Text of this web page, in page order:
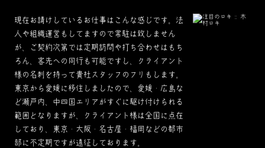
現在お請けしているお仕事はこんな感じです。法
人や組織運営もしてますので常駐は致しません
が、ご契約次第では定期訪問や打ち合わせはもち
ろん、客先への同行も可能ですし、クライアント
様の名刺を持って貴社スタッフのフリもします。
東京から愛媛に移住しましたので、愛媛・広島な
ど瀬戸内、中四国エリアがすぐに駆け付けられる
範囲となりますが、クライアント様は全国に点在
しており、東京・大阪・名古屋・福岡などの都市
部に不定期ですが遠征しております。